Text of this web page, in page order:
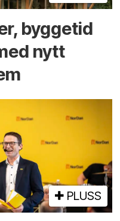
byggetid
nytt
PLUSS